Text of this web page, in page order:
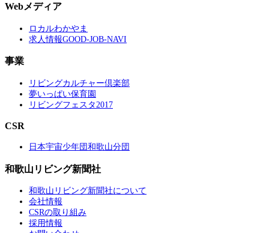
Webメディア
ロカルわかやま
求人情報GOOD-JOB-NAVI
事業
リビングカルチャー倶楽部
夢いっぱい保育園
リビングフェスタ2017
CSR
日本宇宙少年団和歌山分団
和歌山リビング新聞社
和歌山リビング新聞社について
会社情報
CSRの取り組み
採用情報